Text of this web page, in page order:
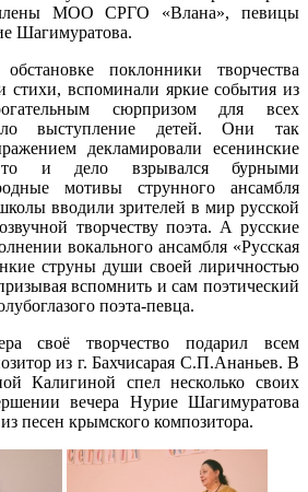
МОО СРГО «Влана», певицы
Шагимуратова.
поклонники творчества
стихи, вспоминали яркие события из
сюрпризом для всех
выступление детей. Они так
декламировали есенинские
и дело взрывался бурными
мотивы струнного ансамбля
вводили зрителей в мир русской
творчеству поэта. А русские
вокального ансамбля «Русская
струны души своей лиричностью
вспомнить и сам поэтический
поэта-певца.
своё творчество подарил всем
из г. Бахчисарая С.П.Ананьев. В
Калигиной спел несколько своих
вечера Нурие Шагимуратова
песен крымского композитора.